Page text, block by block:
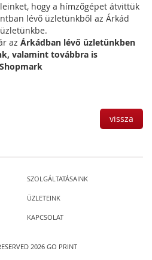
hogy a hímzőgépet átvittük
lévő üzletünkből az Árkád
az Árkádban lévő üzletünkben
valamint továbbra is
vissza
SZOLGÁLTATÁSAINK
ÜZLETEINK
KAPCSOLAT
2026 GO PRINT